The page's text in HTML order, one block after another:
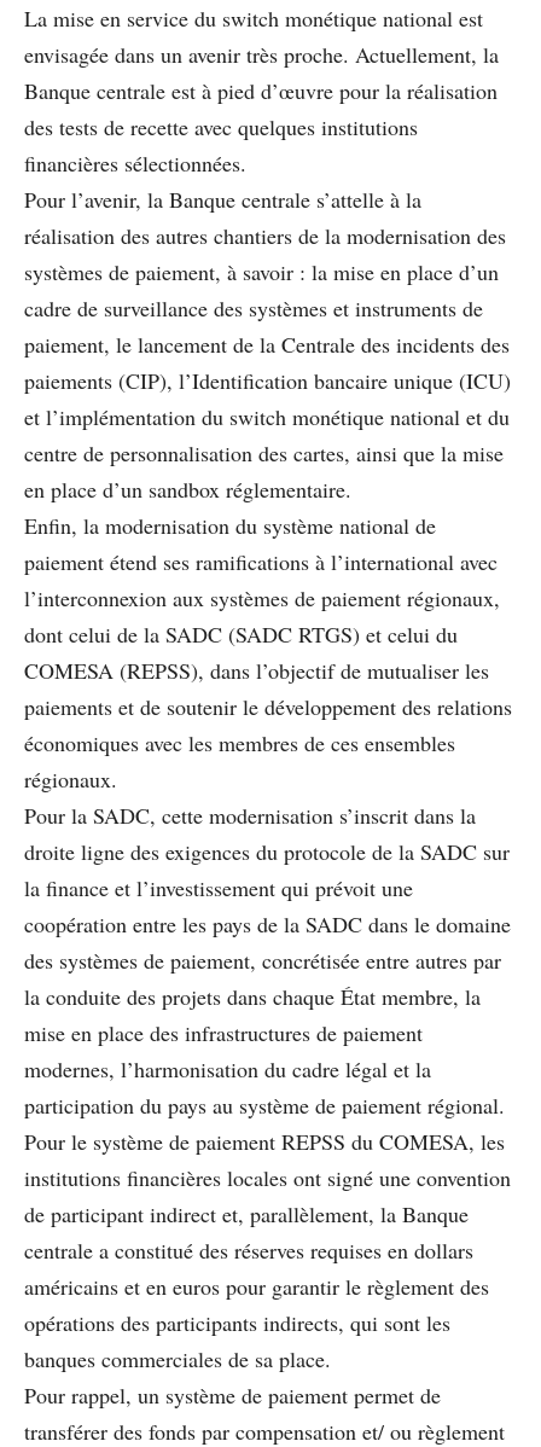
La mise en service du switch monétique national est
envisagée dans un avenir très proche. Actuellement, la
Banque centrale est à pied d’œuvre pour la réalisation
des tests de recette avec quelques institutions
ﬁnancières sélectionnées.
Pour l’avenir, la Banque centrale s’attelle à la
réalisation des autres chantiers de la modernisation des
systèmes de paiement, à savoir : la mise en place d’un
cadre de surveillance des systèmes et instruments de
paiement, le lancement de la Centrale des incidents des
paiements (CIP), l’Identiﬁcation bancaire unique (ICU)
et l’implémentation du switch monétique national et du
centre de personnalisation des cartes, ainsi que la mise
en place d’un sandbox réglementaire.
Enﬁn, la modernisation du système national de
paiement étend ses ramiﬁcations à l’international avec
l’interconnexion aux systèmes de paiement régionaux,
dont celui de la SADC (SADC RTGS) et celui du
COMESA (REPSS), dans l’objectif de mutualiser les
paiements et de soutenir le développement des relations
économiques avec les membres de ces ensembles
régionaux.
Pour la SADC, cette modernisation s’inscrit dans la
droite ligne des exigences du protocole de la SADC sur
la ﬁnance et l’investissement qui prévoit une
coopération entre les pays de la SADC dans le domaine
des systèmes de paiement, concrétisée entre autres par
la conduite des projets dans chaque État membre, la
mise en place des infrastructures de paiement
modernes, l’harmonisation du cadre légal et la
participation du pays au système de paiement régional.
Pour le système de paiement REPSS du COMESA, les
institutions ﬁnancières locales ont signé une convention
de participant indirect et, parallèlement, la Banque
centrale a constitué des réserves requises en dollars
américains et en euros pour garantir le règlement des
opérations des participants indirects, qui sont les
banques commerciales de sa place.
Pour rappel, un système de paiement permet de
transférer des fonds par compensation et/ ou règlement